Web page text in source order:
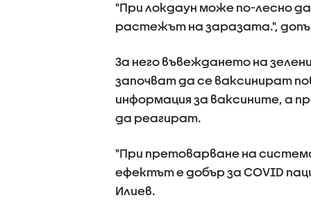
"При локдаун може по-лесно
растежът на заразата.",
За него въвеждането на
започват да се ваксинират
информация за ваксините, а
да реагират.
"При претоварване на
ефектът е добър за COVID
Илиев.